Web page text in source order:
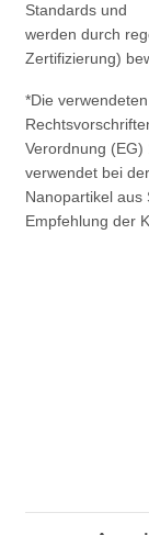
Standards und
werden durch
Zertifizierung)
*Die
Verordnung
verwendet bei
Nanopartikel aus
Empfehlung der